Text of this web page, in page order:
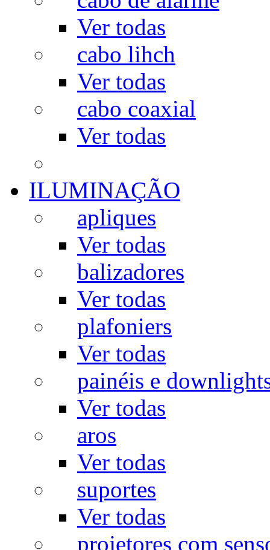
Ver todas
cabo lihch
Ver todas
cabo coaxial
Ver todas
ILUMINAÇÃO
apliques
Ver todas
balizadores
Ver todas
plafoniers
Ver todas
painéis e
Ver todas
aros
Ver todas
suportes
Ver todas
projetores com